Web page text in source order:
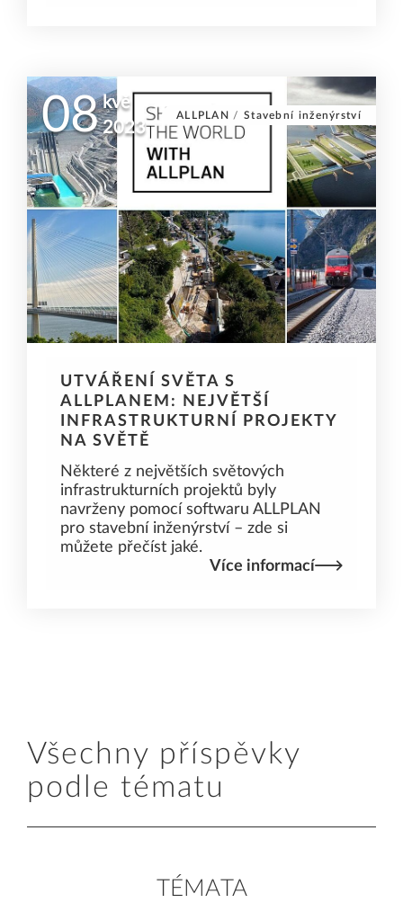
08 kvě
2023
ALLPLAN / Stavební inženýrství
UTVÁŘENÍ SVĚTA S
ALLPLANEM: NEJVĚTŠÍ
INFRASTRUKTURNÍ PROJEKTY
NA SVĚTĚ
Některé z největších světových
infrastrukturních projektů byly
navrženy pomocí softwaru ALLPLAN
pro stavební inženýrství – zde si
můžete přečíst jaké.
Více informací
Všechny příspěvky
podle tématu
TÉMATA